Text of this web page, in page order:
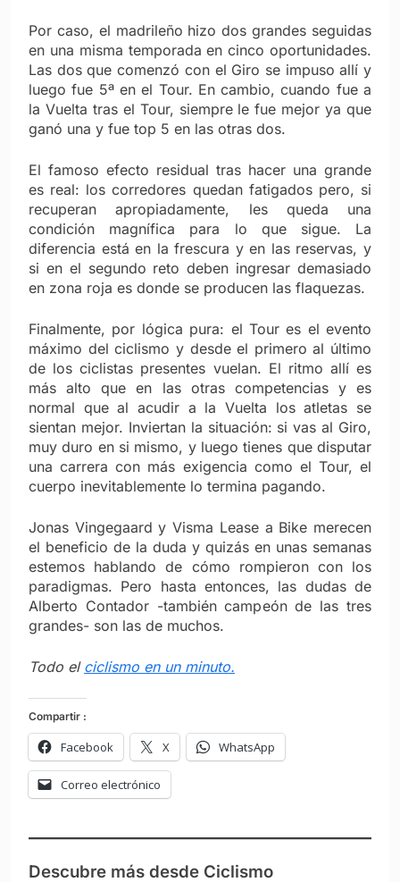
Por caso, el madrileño hizo dos grandes seguidas
en una misma temporada en cinco oportunidades.
Las dos que comenzó con el Giro se impuso allí y
luego fue 5ª en el Tour. En cambio, cuando fue a
la Vuelta tras el Tour, siempre le fue mejor ya que
ganó una y fue top 5 en las otras dos.
El famoso efecto residual tras hacer una grande
es real: los corredores quedan fatigados pero, si
recuperan apropiadamente, les queda una
condición magnífica para lo que sigue. La
diferencia está en la frescura y en las reservas, y
si en el segundo reto deben ingresar demasiado
en zona roja es donde se producen las flaquezas.
Finalmente, por lógica pura: el Tour es el evento
máximo del ciclismo y desde el primero al último
de los ciclistas presentes vuelan. El ritmo allí es
más alto que en las otras competencias y es
normal que al acudir a la Vuelta los atletas se
sientan mejor. Inviertan la situación: si vas al Giro,
muy duro en si mismo, y luego tienes que disputar
una carrera con más exigencia como el Tour, el
cuerpo inevitablemente lo termina pagando.
Jonas Vingegaard y Visma Lease a Bike merecen
el beneficio de la duda y quizás en unas semanas
estemos hablando de cómo rompieron con los
paradigmas. Pero hasta entonces, las dudas de
Alberto Contador -también campeón de las tres
grandes- son las de muchos.
Todo el ciclismo en un minuto.
Compartir :
Facebook X WhatsApp
Correo electrónico
Descubre más desde Ciclismo